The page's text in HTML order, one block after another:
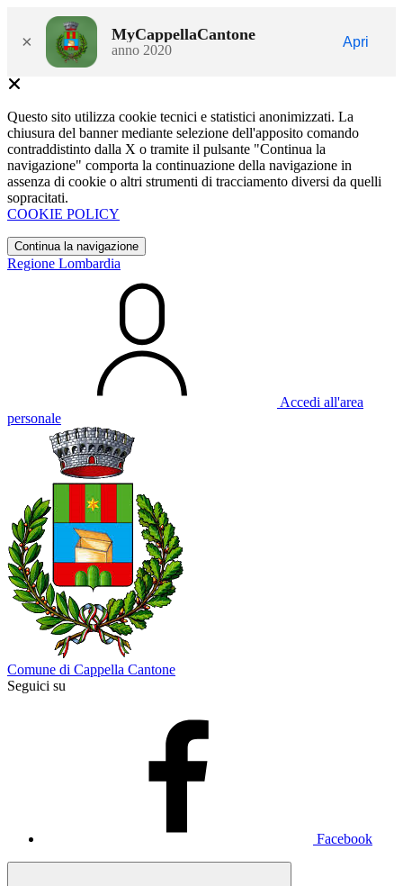
× MyCappellaCantone
anno 2020
Apri
Questo sito utilizza cookie tecnici e statistici anonimizzati. La
chiusura del banner mediante selezione dell'apposito comando
contraddistinto dalla X o tramite il pulsante "Continua la
navigazione" comporta la continuazione della navigazione in
assenza di cookie o altri strumenti di tracciamento diversi da quelli
sopracitati.
COOKIE POLICY
Continua la navigazione
Regione Lombardia
Accedi all'area
personale
Comune di Cappella Cantone
Seguici su
Facebook